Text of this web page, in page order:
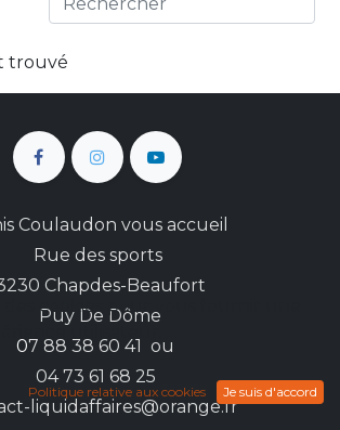
trouvé
Coulaudon vous accueil
Rue des sports
Chapdes-Beaufort
Puy De Dôme
07 88 38 60 41 ou
04 73 61 68 25
liquidaffaires@orange.fr
des cookies pour vous fournir une
utilisateur.
Politique relative aux cookies Je suis d'accord